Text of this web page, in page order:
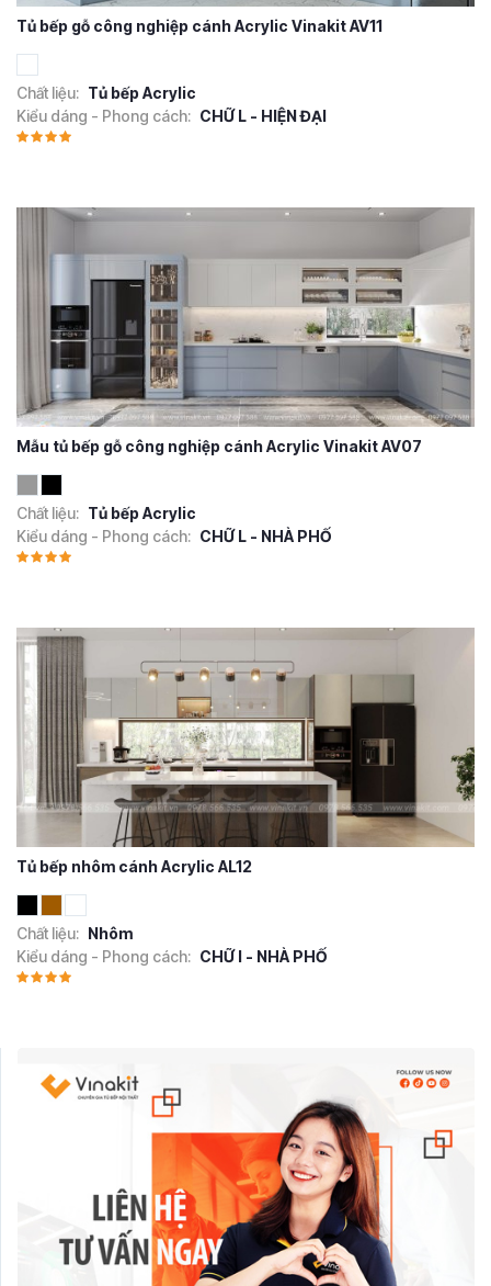
Tủ bếp gỗ công nghiệp cánh Acrylic Vinakit AV11
Chất liệu: Tủ bếp Acrylic
Kiểu dáng - Phong cách: CHỮ L - HIỆN ĐẠI
Mẫu tủ bếp gỗ công nghiệp cánh Acrylic Vinakit AV07
Chất liệu: Tủ bếp Acrylic
Kiểu dáng - Phong cách: CHỮ L - NHÀ PHỐ
Tủ bếp nhôm cánh Acrylic AL12
Chất liệu: Nhôm
Kiểu dáng - Phong cách: CHỮ I - NHÀ PHỐ